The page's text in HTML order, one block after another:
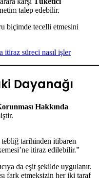
talep edebilir.
biçimde tecelli etmesini
Dayanağı
Hakkında
tebliğ tarihinden itibaren
itiraz edilebilir.”
da eşit şekilde uygulanır.
fark etmeksizin her iki taraf